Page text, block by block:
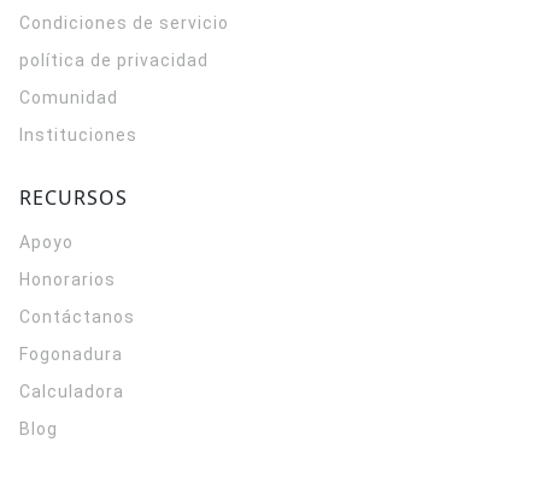
Condiciones de servicio
política de privacidad
Comunidad
Instituciones
RECURSOS
Apoyo
Honorarios
Contáctanos
Fogonadura
Calculadora
Blog